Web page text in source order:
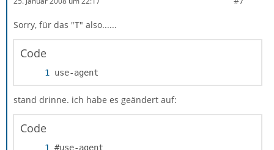
Sorry, für das "T" also......
Code
use-agent
stand drinne. ich habe es geändert auf:
Code
#use-agent